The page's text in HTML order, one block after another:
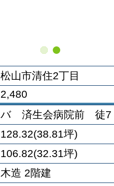
松山市清住2丁目
2,480
バ 済生会病院前 徒7
128.32(38.81坪)
106.82(32.31坪)
木造 2階建